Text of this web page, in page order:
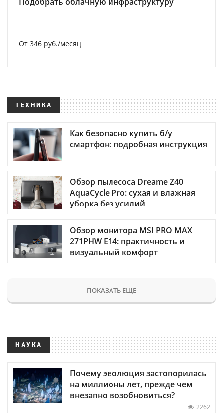
От 346 руб./месяц
ТЕХНИКА
Как безопасно купить б/у
смартфон: подробная инструкция
Обзор пылесоса Dreame Z40
AquaCycle Pro: сухая и влажная
уборка без усилий
Обзор монитора MSI PRO MAX
271PHW E14: практичность и
визуальный комфорт
ПОКАЗАТЬ ЕЩЕ
НАУКА
Почему эволюция застопорилась
на миллионы лет, прежде чем
внезапно возобновиться?
2262